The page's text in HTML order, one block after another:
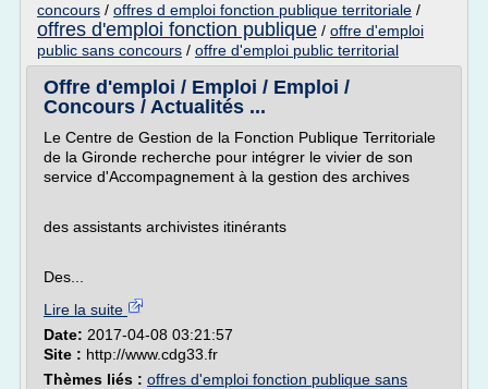
concours / offres d emploi fonction publique territoriale /
offres d'emploi fonction publique / offre d'emploi
public sans concours / offre d'emploi public territorial
Offre d'emploi / Emploi / Emploi /
Concours / Actualités ...
Le Centre de Gestion de la Fonction Publique Territoriale
de la Gironde recherche pour intégrer le vivier de son
service d'Accompagnement à la gestion des archives
des assistants archivistes itinérants
Des...
Lire la suite
Date: 2017-04-08 03:21:57
Site : http://www.cdg33.fr
Thèmes liés : offres d'emploi fonction publique sans